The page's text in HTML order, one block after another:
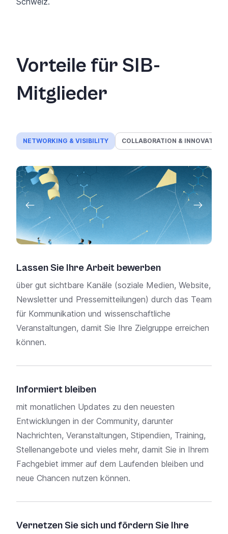
Vorteile für SIB-
Mitglieder
NETWORKING & VISIBILITY COLLABORATION & INNOVATION
Lassen Sie Ihre Arbeit bewerben
über gut sichtbare Kanäle (soziale Medien, Website,
Newsletter und Pressemitteilungen) durch das Team
für Kommunikation und wissenschaftliche
Veranstaltungen, damit Sie Ihre Zielgruppe erreichen
können.
Informiert bleiben
mit monatlichen Updates zu den neuesten
Entwicklungen in der Community, darunter
Nachrichten, Veranstaltungen, Stipendien, Training,
Stellenangebote und vieles mehr, damit Sie in Ihrem
Fachgebiet immer auf dem Laufenden bleiben und
neue Chancen nutzen können.
Vernetzen Sie sich und fördern Sie Ihre